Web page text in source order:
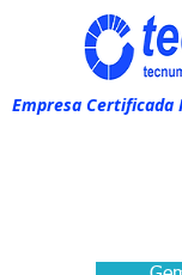
Empresa Certificada